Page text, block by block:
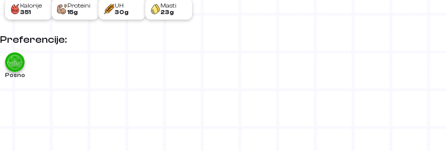
Kalorije
351
Proteini
15g
UH
30g
Masti
23g
Preferencije:
Posno